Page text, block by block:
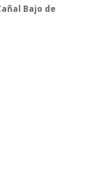
Bajo de